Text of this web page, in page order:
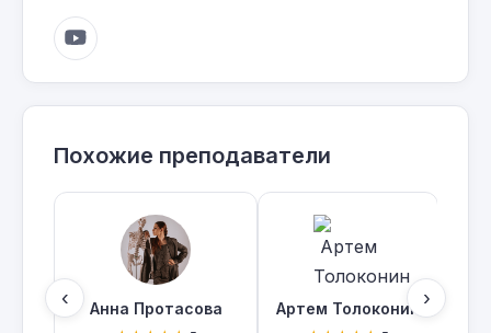
Похожие преподаватели
‹ Анна Протасова Артем Толоконин ›